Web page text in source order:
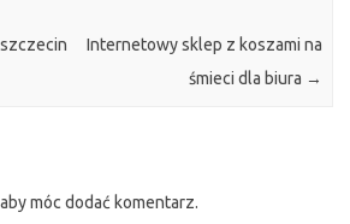
Internetowy sklep z koszami na
śmieci dla biura →
móc dodać komentarz.